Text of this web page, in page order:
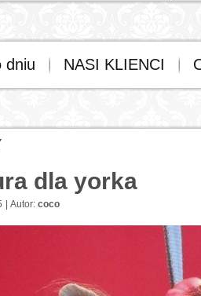
dniu NASI KLIENCI
dla yorka
Autor: coco